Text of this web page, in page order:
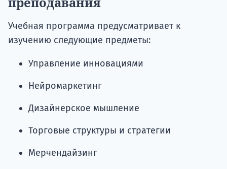
Учебная программа предусматривает к
изучению следующие предметы:
Управление инновациями
Нейромаркетинг
Дизайнерское мышление
Торговые структуры и стратегии
Мерчендайзинг